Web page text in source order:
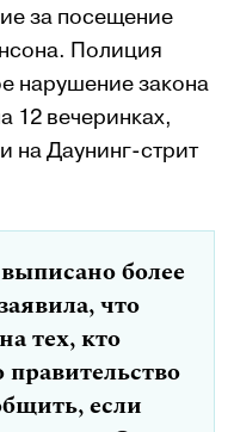
за посещение
Полиция
нарушение закона
12 вечеринках,
на Даунинг-стрит
более
что
тех, кто
если